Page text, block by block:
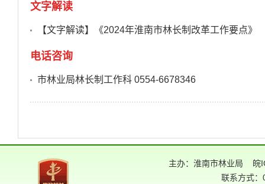
文字解读
【文字解读】《2024年淮南市林长制改革工作要点》
电话咨询
市林业局林长制工作科 0554-6678346
主办：淮南市林业局
皖
联系方式